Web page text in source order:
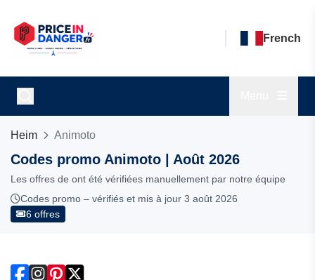
French
Heim Animoto
Codes promo Animoto | Août 2026
Les offres de ont été vérifiées manuellement par notre équipe
Codes promo – vérifiés et mis à jour 3 août 2026
6 offres